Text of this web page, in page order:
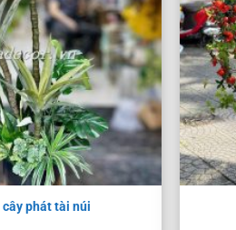
cây phát tài núi